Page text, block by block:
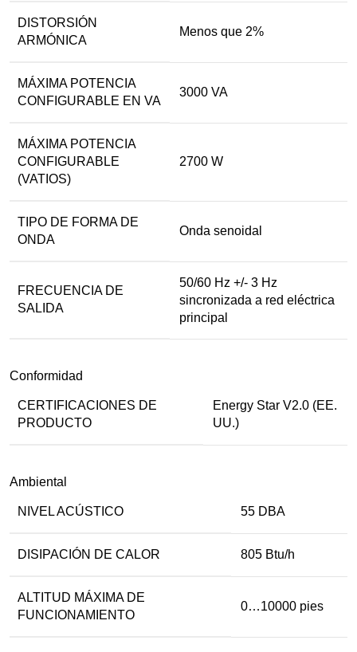
DISTORSIÓN
ARMÓNICA
Menos que 2%
MÁXIMA POTENCIA
CONFIGURABLE EN VA
3000 VA
MÁXIMA POTENCIA
CONFIGURABLE
(VATIOS)
2700 W
TIPO DE FORMA DE
ONDA
Onda senoidal
FRECUENCIA DE
SALIDA
50/60 Hz +/- 3 Hz
sincronizada a red eléctrica
principal
Conformidad
CERTIFICACIONES DE
PRODUCTO
Energy Star V2.0 (EE.
UU.)
Ambiental
NIVEL ACÚSTICO 55 DBA
DISIPACIÓN DE CALOR 805 Btu/h
ALTITUD MÁXIMA DE
FUNCIONAMIENTO
0…10000 pies